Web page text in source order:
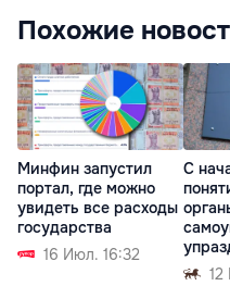
Похожие
Минфин запустил
портал, где можно
увидеть все расходы
государства
16 Июл. 16:32
С